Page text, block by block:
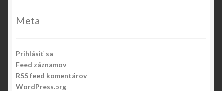
Meta
Prihlásiť sa
Feed záznamov
RSS feed komentárov
WordPress.org